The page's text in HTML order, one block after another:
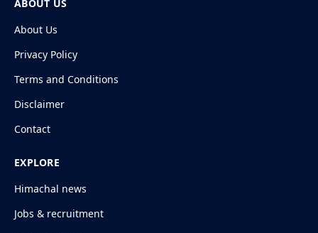
ABOUT US
About Us
Privacy Policy
Terms and Conditions
Disclaimer
Contact
EXPLORE
Himachal news
Jobs & recruitment